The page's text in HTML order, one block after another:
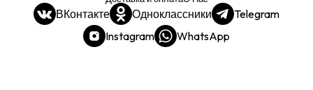
ВКонтакте Одноклассники
Telegram
Instagram
WhatsApp